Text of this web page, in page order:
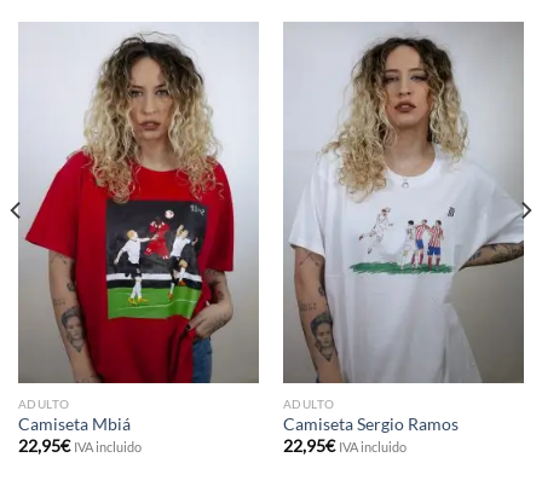
ADULTO
Camiseta Mbiá
22,95€ IVA incluido
ADULTO
Camiseta Sergio Ramos
22,95€ IVA incluido